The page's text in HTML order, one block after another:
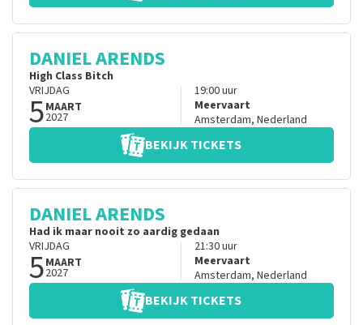
DANIEL ARENDS
High Class Bitch
VRIJDAG
5MAART
2027
19:00uur
Meervaart
Amsterdam, Nederland
BEKIJK TICKETS
DANIEL ARENDS
Had ik maar nooit zo aardig gedaan
VRIJDAG
5MAART
2027
21:30uur
Meervaart
Amsterdam, Nederland
BEKIJK TICKETS